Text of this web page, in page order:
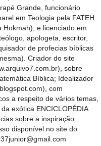
Grande, funcionário
em Teologia pela FATEH
Hokmah), e licenciado em
apologeta, escritor,
de profecias bíblicas
Criador do site
sobre
Bíblica; Idealizador
com
a respeito de vários temas,
exótica ENCICLOPÉDIA
sobre a inspiração
disponível no site do